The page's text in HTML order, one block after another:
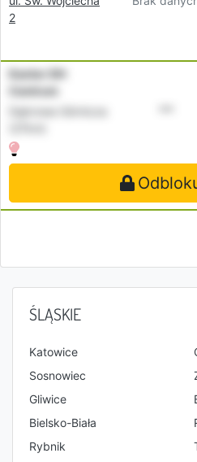
2
Kantor DH
Centrum
Dąbrowa Górnicza
•••
ŚLĄSKIE
Katowice
Sosnowiec
Gliwice
Bielsko-Biała
Rybnik